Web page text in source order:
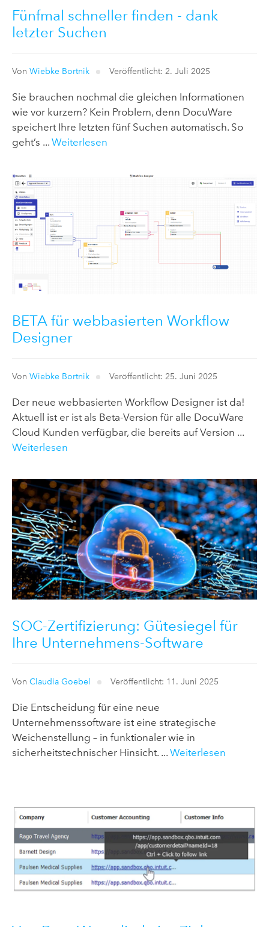
Fünfmal schneller finden - dank
letzter Suchen
Von Wiebke Bortnik Veröffentlicht: 2. Juli 2025
Sie brauchen nochmal die gleichen Informationen
wie vor kurzem? Kein Problem, denn DocuWare
speichert Ihre letzten fünf Suchen automatisch. So
geht’s ... Weiterlesen
BETA für webbasierten Workflow
Designer
Von Wiebke Bortnik Veröffentlicht: 25. Juni 2025
Der neue webbasierten Workflow Designer ist da!
Aktuell ist er ist als Beta-Version für alle DocuWare
Cloud Kunden verfügbar, die bereits auf Version ...
Weiterlesen
SOC-Zertifizierung: Gütesiegel für
Ihre Unternehmens-Software
Von Claudia Goebel Veröffentlicht: 11. Juni 2025
Die Entscheidung für eine neue
Unternehmenssoftware ist eine strategische
Weichenstellung – in funktionaler wie in
sicherheitstechnischer Hinsicht. ... Weiterlesen